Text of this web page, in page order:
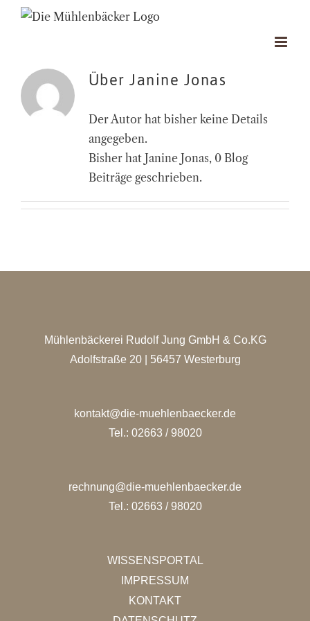
Zum
ÜberJanine Jonas
Der Autor hat bisher keine Details
angegeben.
Bisher hat Janine Jonas, 0 Blog
Beiträge geschrieben.
Mühlenbäckerei Rudolf Jung GmbH & Co.KG
Adolfstraße 20 | 56457 Westerburg
kontakt@die-muehlenbaecker.de
Tel.: 02663 / 98020
rechnung@die-muehlenbaecker.de
Tel.: 02663 / 98020
WISSENSPORTAL
IMPRESSUM
KONTAKT